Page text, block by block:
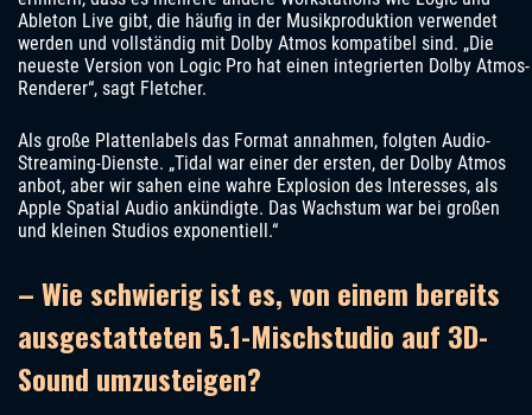
Ableton Live gibt, die häufig in der Musikproduktion verwendet
werden und vollständig mit Dolby Atmos kompatibel sind. „Die
neueste Version von Logic Pro hat einen integrierten Dolby Atmos-
Renderer“, sagt Fletcher.
Als große Plattenlabels das Format annahmen, folgten Audio-
Streaming-Dienste. „Tidal war einer der ersten, der Dolby Atmos
anbot, aber wir sahen eine wahre Explosion des Interesses, als
Apple Spatial Audio ankündigte. Das Wachstum war bei großen
und kleinen Studios exponentiell.“
– Wie schwierig ist es, von einem bereits
ausgestatteten 5.1-Mischstudio auf 3D-
Sound umzusteigen?